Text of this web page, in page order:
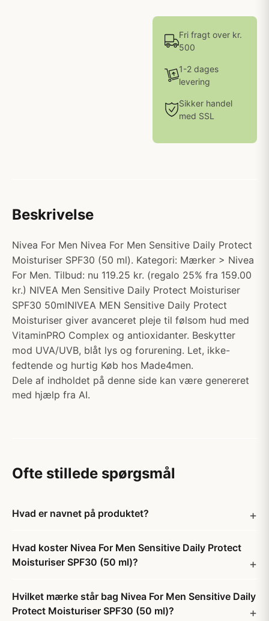
Fri fragt over kr.
500
1-2 dages
levering
Sikker handel
med SSL
Beskrivelse
Nivea For Men Nivea For Men Sensitive Daily Protect
Moisturiser SPF30 (50 ml). Kategori: Mærker > Nivea
For Men. Tilbud: nu 119.25 kr. (regalo 25% fra 159.00
kr.) NIVEA Men Sensitive Daily Protect Moisturiser
SPF30 50mlNIVEA MEN Sensitive Daily Protect
Moisturiser giver avanceret pleje til følsom hud med
VitaminPRO Complex og antioxidanter. Beskytter
mod UVA/UVB, blåt lys og forurening. Let, ikke-
fedtende og hurtig Køb hos Made4men.
Dele af indholdet på denne side kan være genereret
med hjælp fra AI.
Ofte stillede spørgsmål
Hvad er navnet på produktet?
Hvad koster Nivea For Men Sensitive Daily Protect
Moisturiser SPF30 (50 ml)?
Hvilket mærke står bag Nivea For Men Sensitive Daily
Protect Moisturiser SPF30 (50 ml)?